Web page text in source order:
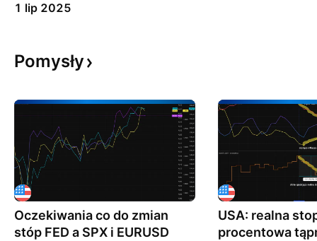
1 lip 2025
Pomysły
Oczekiwania co do zmian
stóp FED a SPX i EURUSD
USA: realna
procentowa